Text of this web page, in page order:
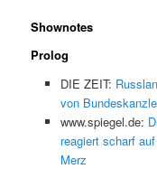
Shownotes
Prolog
DIE ZEIT:
von
www.spiegel.de:
reagiert scharf
Merz